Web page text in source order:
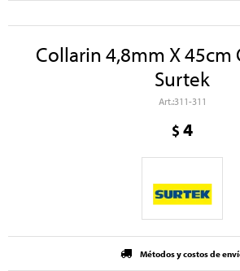
Collarin 4,8mm X 45cm
Surtek
311-311
$ 4
Métodos y costos de